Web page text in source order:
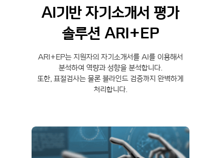
AI기반 자기소개서 평가
솔루션 ARI+EP
ARI+EP는 지원자의 자기소개서를 AI를 이용해서
분석하여 역량과 성향을 분석합니다.
또한, 표절검사는 물론 블라인드 검증까지 완벽하게
처리합니다.